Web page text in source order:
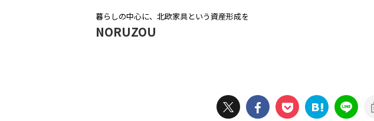
暮らしの中心に、北欧家具という資産形成を
NORUZOU